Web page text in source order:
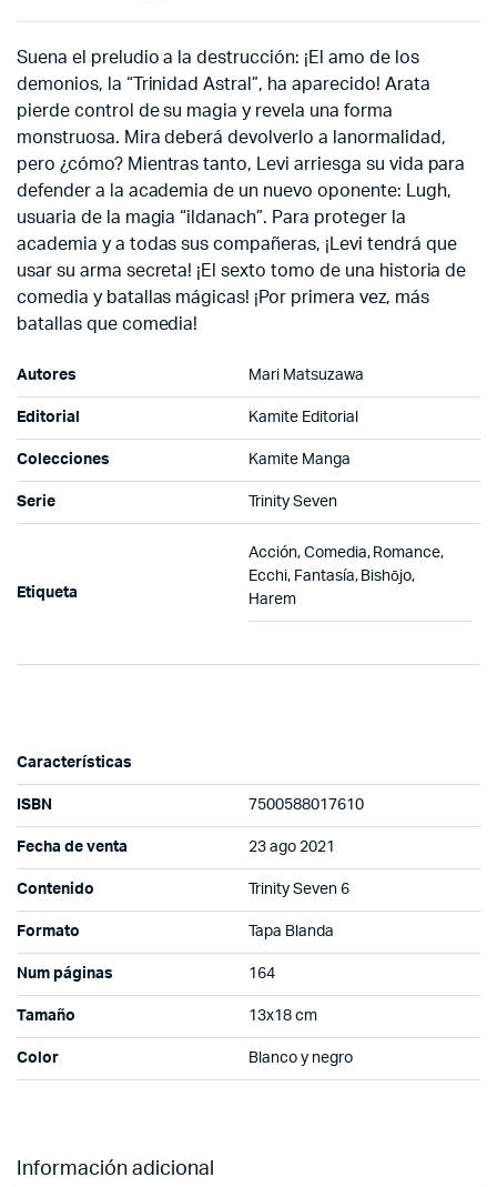
Suena el preludio a la destrucción: ¡El amo de los
demonios, la “Trinidad Astral”, ha aparecido! Arata
pierde control de su magia y revela una forma
monstruosa. Mira deberá devolverlo a lanormalidad,
pero ¿cómo? Mientras tanto, Levi arriesga su vida para
defender a la academia de un nuevo oponente: Lugh,
usuaria de la magia “ildanach”. Para proteger la
academia y a todas sus compañeras, ¡Levi tendrá que
usar su arma secreta! ¡El sexto tomo de una historia de
comedia y batallas mágicas! ¡Por primera vez, más
batallas que comedia!
Autores Mari Matsuzawa
Editorial Kamite Editorial
Colecciones Kamite Manga
Serie Trinity Seven
Etiqueta
Acción, Comedia, Romance,
Ecchi, Fantasía, Bishōjo,
Harem
Características
ISBN 7500588017610
Fecha de venta 23 ago 2021
Contenido Trinity Seven 6
Formato Tapa Blanda
Num páginas 164
Tamaño 13x18 cm
Color Blanco y negro
Información adicional